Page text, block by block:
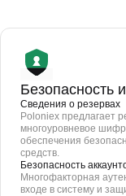
Безопасность
Сведения о резервах
Poloniex предлагает
многоуровневое
обеспечения
средств.
Безопасность
Многофакторная
входе в систему и